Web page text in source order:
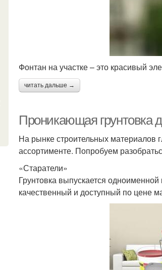
Фонтан на участке – это красивый
читать дальше →
Проникающая грунтовка
На рынке строительных материалов
ассортименте. Попробуем
«Старатели»
Грунтовка выпускается
качественный и доступный по цене